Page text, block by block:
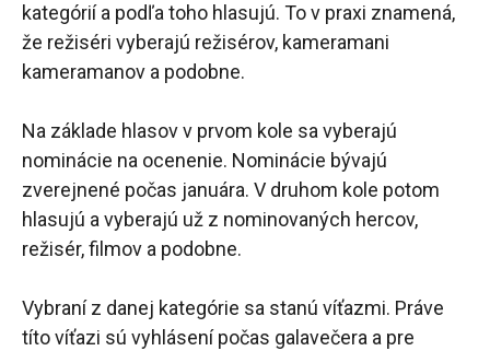
kategórií a podľa toho hlasujú. To v praxi znamená,
že režiséri vyberajú režisérov, kameramani
kameramanov a podobne.
Na základe hlasov v prvom kole sa vyberajú
nominácie na ocenenie. Nominácie bývajú
zverejnené počas januára. V druhom kole potom
hlasujú a vyberajú už z nominovaných hercov,
režisér, filmov a podobne.
Vybraní z danej kategórie sa stanú víťazmi. Práve
títo víťazi sú vyhlásení počas galavečera a pre